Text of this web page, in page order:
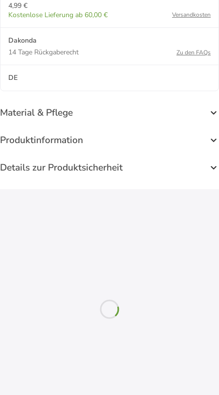
4,99 €
Kostenlose Lieferung ab 60,00 €
Versandkosten
Dakonda
14 Tage Rückgaberecht
Zu den FAQs
DE
Material & Pflege
Produktinformation
Details zur Produktsicherheit